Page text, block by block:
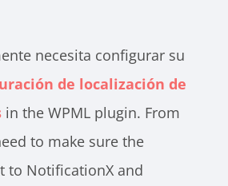
necesita configurar su
de localización de
in the WPML plugin. From
to make sure the
to NotificationX and